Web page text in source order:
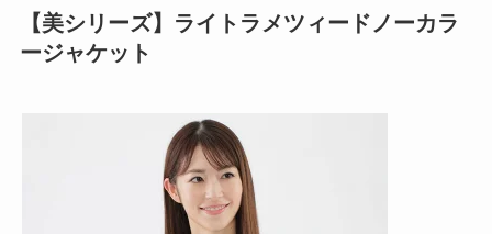
【美シリーズ】ライトラメツィードノーカラ
ージャケット